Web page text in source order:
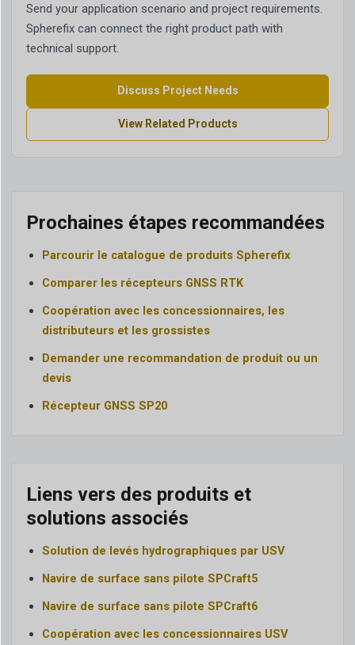
Send your application scenario and project requirements.
Spherefix can connect the right product path with
technical support.
Discuss Project Needs
View Related Products
Prochaines étapes recommandées
Parcourir le catalogue de produits Spherefix
Comparer les récepteurs GNSS RTK
Coopération avec les concessionnaires, les
distributeurs et les grossistes
Demander une recommandation de produit ou un
devis
Récepteur GNSS SP20
Liens vers des produits et
solutions associés
Solution de levés hydrographiques par USV
Navire de surface sans pilote SPCraft5
Navire de surface sans pilote SPCraft6
Coopération avec les concessionnaires USV